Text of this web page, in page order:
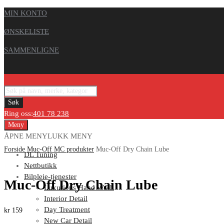
MIN KONTO
ØNSKELISTE
SAMMENLIGNE
Products
search
Søk
Ring oss:401 78 238
Skip
to
content
Meny
ÅPNE MENYLUKK MENY
DL Tuning
Nettbutikk
Bilpleie-tjenester
Luxurious Hand Wash
Interior Detail
Day Treatment
New Car Detail
Forside Muc-Off MC produkter Muc-Off Dry Chain Lube
Muc-Off Dry Chain Lube
kr 159